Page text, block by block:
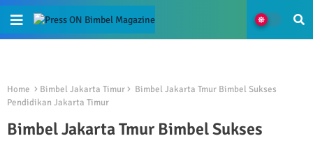
Home Bimbel Jakarta Timur
Bimbel Jakarta Tmur Bimbel Sukses
Pendidikan Jakarta Timur
Bimbel Jakarta Tmur Bimbel Sukses